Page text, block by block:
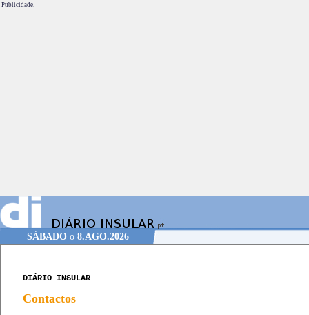
Publicidade.
SÁBADOo 8.AGO.2026
DIÁRIO INSULAR
Contactos